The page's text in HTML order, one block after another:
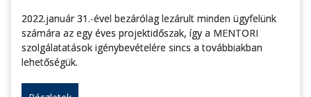
2022.január 31.-ével bezárólag lezárult minden ügyfelünk
számára az egy éves projektidőszak, így a MENTORI
szolgálatatások igénybevételére sincs a továbbiakban
lehetőségük.